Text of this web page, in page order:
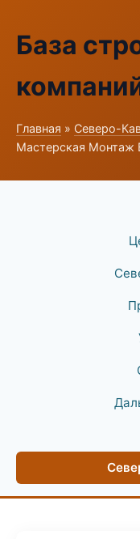
База
Главная » Северо-
Мастерская Монтаж